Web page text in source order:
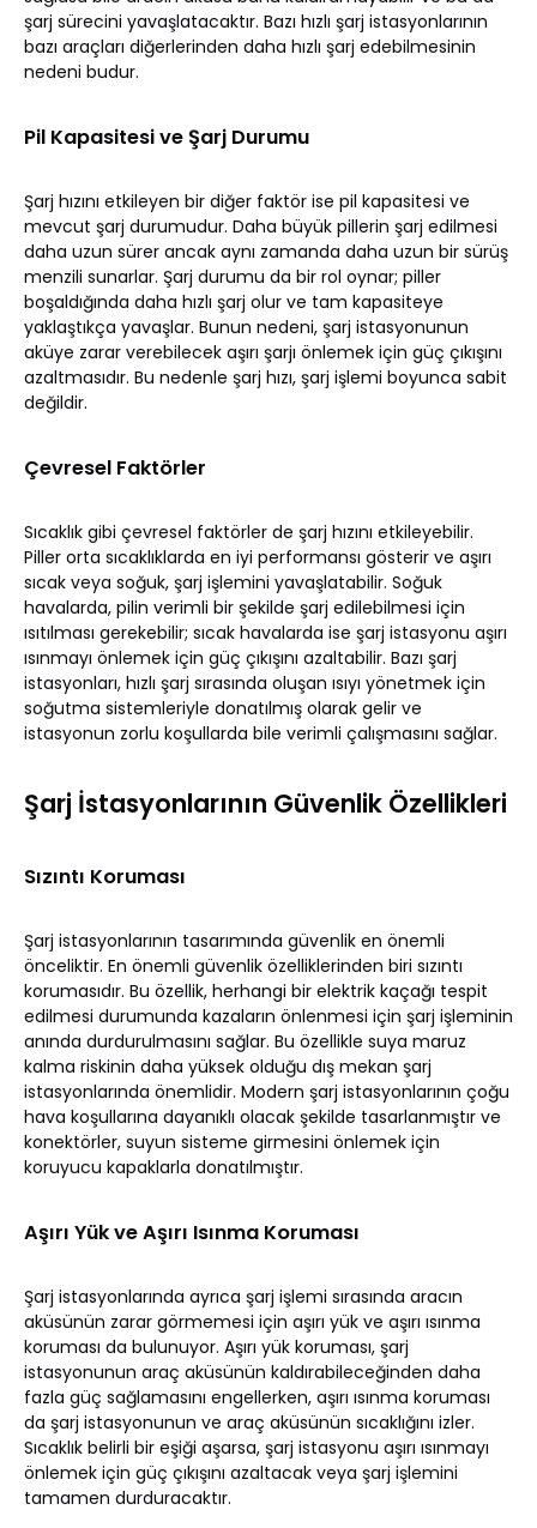
şarj sürecini yavaşlatacaktır. Bazı hızlı şarj istasyonlarının
bazı araçları diğerlerinden daha hızlı şarj edebilmesinin
nedeni budur.
Pil Kapasitesi ve Şarj Durumu
Şarj hızını etkileyen bir diğer faktör ise pil kapasitesi ve
mevcut şarj durumudur. Daha büyük pillerin şarj edilmesi
daha uzun sürer ancak aynı zamanda daha uzun bir sürüş
menzili sunarlar. Şarj durumu da bir rol oynar; piller
boşaldığında daha hızlı şarj olur ve tam kapasiteye
yaklaştıkça yavaşlar. Bunun nedeni, şarj istasyonunun
aküye zarar verebilecek aşırı şarjı önlemek için güç çıkışını
azaltmasıdır. Bu nedenle şarj hızı, şarj işlemi boyunca sabit
değildir.
Çevresel Faktörler
Sıcaklık gibi çevresel faktörler de şarj hızını etkileyebilir.
Piller orta sıcaklıklarda en iyi performansı gösterir ve aşırı
sıcak veya soğuk, şarj işlemini yavaşlatabilir. Soğuk
havalarda, pilin verimli bir şekilde şarj edilebilmesi için
ısıtılması gerekebilir; sıcak havalarda ise şarj istasyonu aşırı
ısınmayı önlemek için güç çıkışını azaltabilir. Bazı şarj
istasyonları, hızlı şarj sırasında oluşan ısıyı yönetmek için
soğutma sistemleriyle donatılmış olarak gelir ve
istasyonun zorlu koşullarda bile verimli çalışmasını sağlar.
Şarj İstasyonlarının Güvenlik Özellikleri
Sızıntı Koruması
Şarj istasyonlarının tasarımında güvenlik en önemli
önceliktir. En önemli güvenlik özelliklerinden biri sızıntı
korumasıdır. Bu özellik, herhangi bir elektrik kaçağı tespit
edilmesi durumunda kazaların önlenmesi için şarj işleminin
anında durdurulmasını sağlar. Bu özellikle suya maruz
kalma riskinin daha yüksek olduğu dış mekan şarj
istasyonlarında önemlidir. Modern şarj istasyonlarının çoğu
hava koşullarına dayanıklı olacak şekilde tasarlanmıştır ve
konektörler, suyun sisteme girmesini önlemek için
koruyucu kapaklarla donatılmıştır.
Aşırı Yük ve Aşırı Isınma Koruması
Şarj istasyonlarında ayrıca şarj işlemi sırasında aracın
aküsünün zarar görmemesi için aşırı yük ve aşırı ısınma
koruması da bulunuyor. Aşırı yük koruması, şarj
istasyonunun araç aküsünün kaldırabileceğinden daha
fazla güç sağlamasını engellerken, aşırı ısınma koruması
da şarj istasyonunun ve araç aküsünün sıcaklığını izler.
Sıcaklık belirli bir eşiği aşarsa, şarj istasyonu aşırı ısınmayı
önlemek için güç çıkışını azaltacak veya şarj işlemini
tamamen durduracaktır.